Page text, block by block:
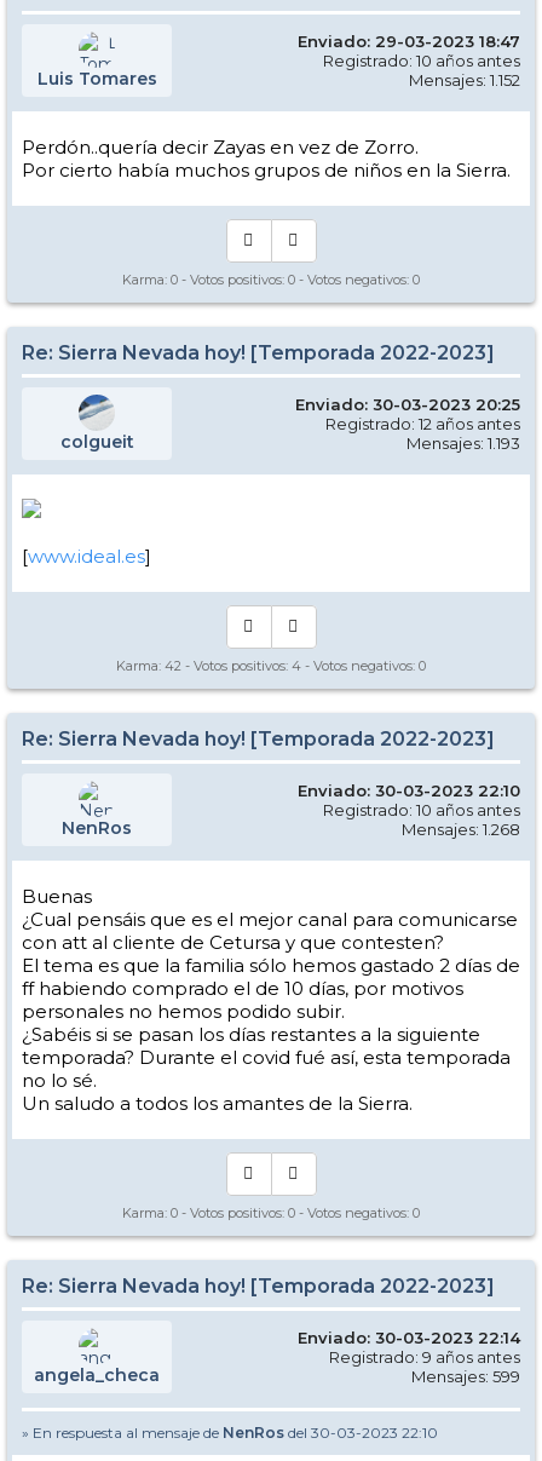
Luis Tomares
Enviado: 29-03-2023 18:47
Registrado: 10 años antes
Mensajes: 1.152
Perdón..quería decir Zayas en vez de Zorro.
Por cierto había muchos grupos de niños en la Sierra.
Karma: 0 - Votos positivos: 0 - Votos negativos: 0
Re: Sierra Nevada hoy! [Temporada 2022-2023]
colgueit
Enviado: 30-03-2023 20:25
Registrado: 12 años antes
Mensajes: 1.193
[www.ideal.es]
Karma: 42 - Votos positivos: 4 - Votos negativos: 0
Re: Sierra Nevada hoy! [Temporada 2022-2023]
NenRos
Enviado: 30-03-2023 22:10
Registrado: 10 años antes
Mensajes: 1.268
Buenas
¿Cual pensáis que es el mejor canal para comunicarse
con att al cliente de Cetursa y que contesten?
El tema es que la familia sólo hemos gastado 2 días de
ff habiendo comprado el de 10 días, por motivos
personales no hemos podido subir.
¿Sabéis si se pasan los días restantes a la siguiente
temporada? Durante el covid fué así, esta temporada
no lo sé.
Un saludo a todos los amantes de la Sierra.
Karma: 0 - Votos positivos: 0 - Votos negativos: 0
Re: Sierra Nevada hoy! [Temporada 2022-2023]
angela_checa
Enviado: 30-03-2023 22:14
Registrado: 9 años antes
Mensajes: 599
» En respuesta al mensaje de NenRos del 30-03-2023 22:10